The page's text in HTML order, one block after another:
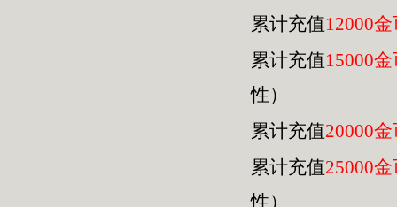
累计充值12000
累计充值15000
性）
累计充值20000
累计充值25000
性）